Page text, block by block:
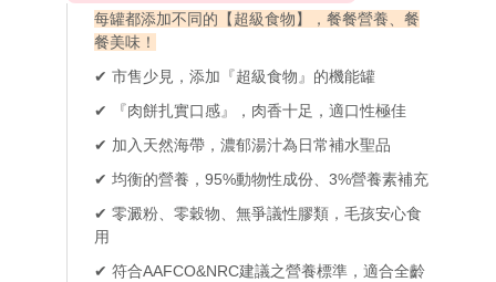
每罐都添加不同的【超級食物】，餐餐營養、餐
餐美味！
✔ 市售少見，添加『超級食物』的機能罐
✔ 『肉餅扎實口感』，肉香十足，適口性極佳
✔ 加入天然海帶，濃郁湯汁為日常補水聖品
✔ 均衡的營養，95%動物性成份、3%營養素補充
✔ 零澱粉、零穀物、無爭議性膠類，毛孩安心食
用
✔ 符合AAFCO&NRC建議之營養標準，適合全齡